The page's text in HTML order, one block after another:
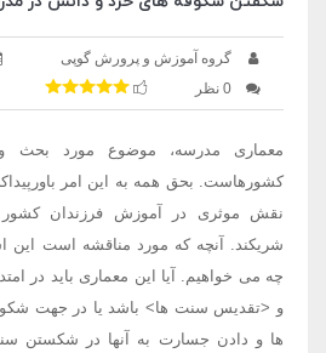
گروه آموزش و پرورش گوپی
0 نظر
معماری مدرسه، موضوع مورد بحث و
کشورهاست. بحق همه به این امر
نقش موثری در آموزش فرزندان کشور
شریکند. آنچه که مورد مناقشه است
چه می خواهیم. آیا این معماری باید در
و <تقدیس سنت ها> باشد یا در جهت
ها و دادن جسارت به آنها در شکستن